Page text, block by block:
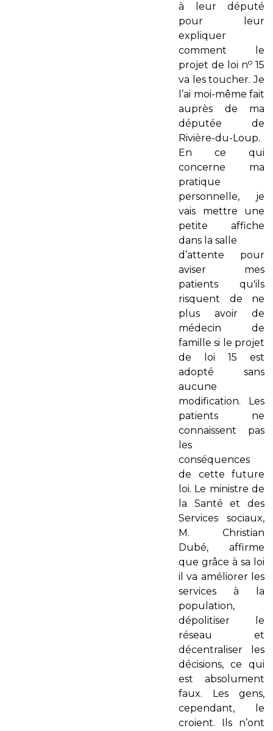
à leur député
pour leur
expliquer
comment le
projet de loi no 15
va les toucher. Je
l’ai moi-même fait
auprès de ma
députée de
Rivière-du-Loup.
En ce qui
concerne ma
pratique
personnelle, je
vais mettre une
petite affiche
dans la salle
d’attente pour
aviser mes
patients qu'ils
risquent de ne
plus avoir de
médecin de
famille si le projet
de loi 15 est
adopté sans
aucune
modification. Les
patients ne
connaissent pas
les
conséquences
de cette future
loi. Le ministre de
la Santé et des
Services sociaux,
M. Christian
Dubé, affirme
que grâce à sa loi
il va améliorer les
services à la
population,
dépolitiser le
réseau et
décentraliser les
décisions, ce qui
est absolument
faux. Les gens,
cependant, le
croient. Ils n’ont